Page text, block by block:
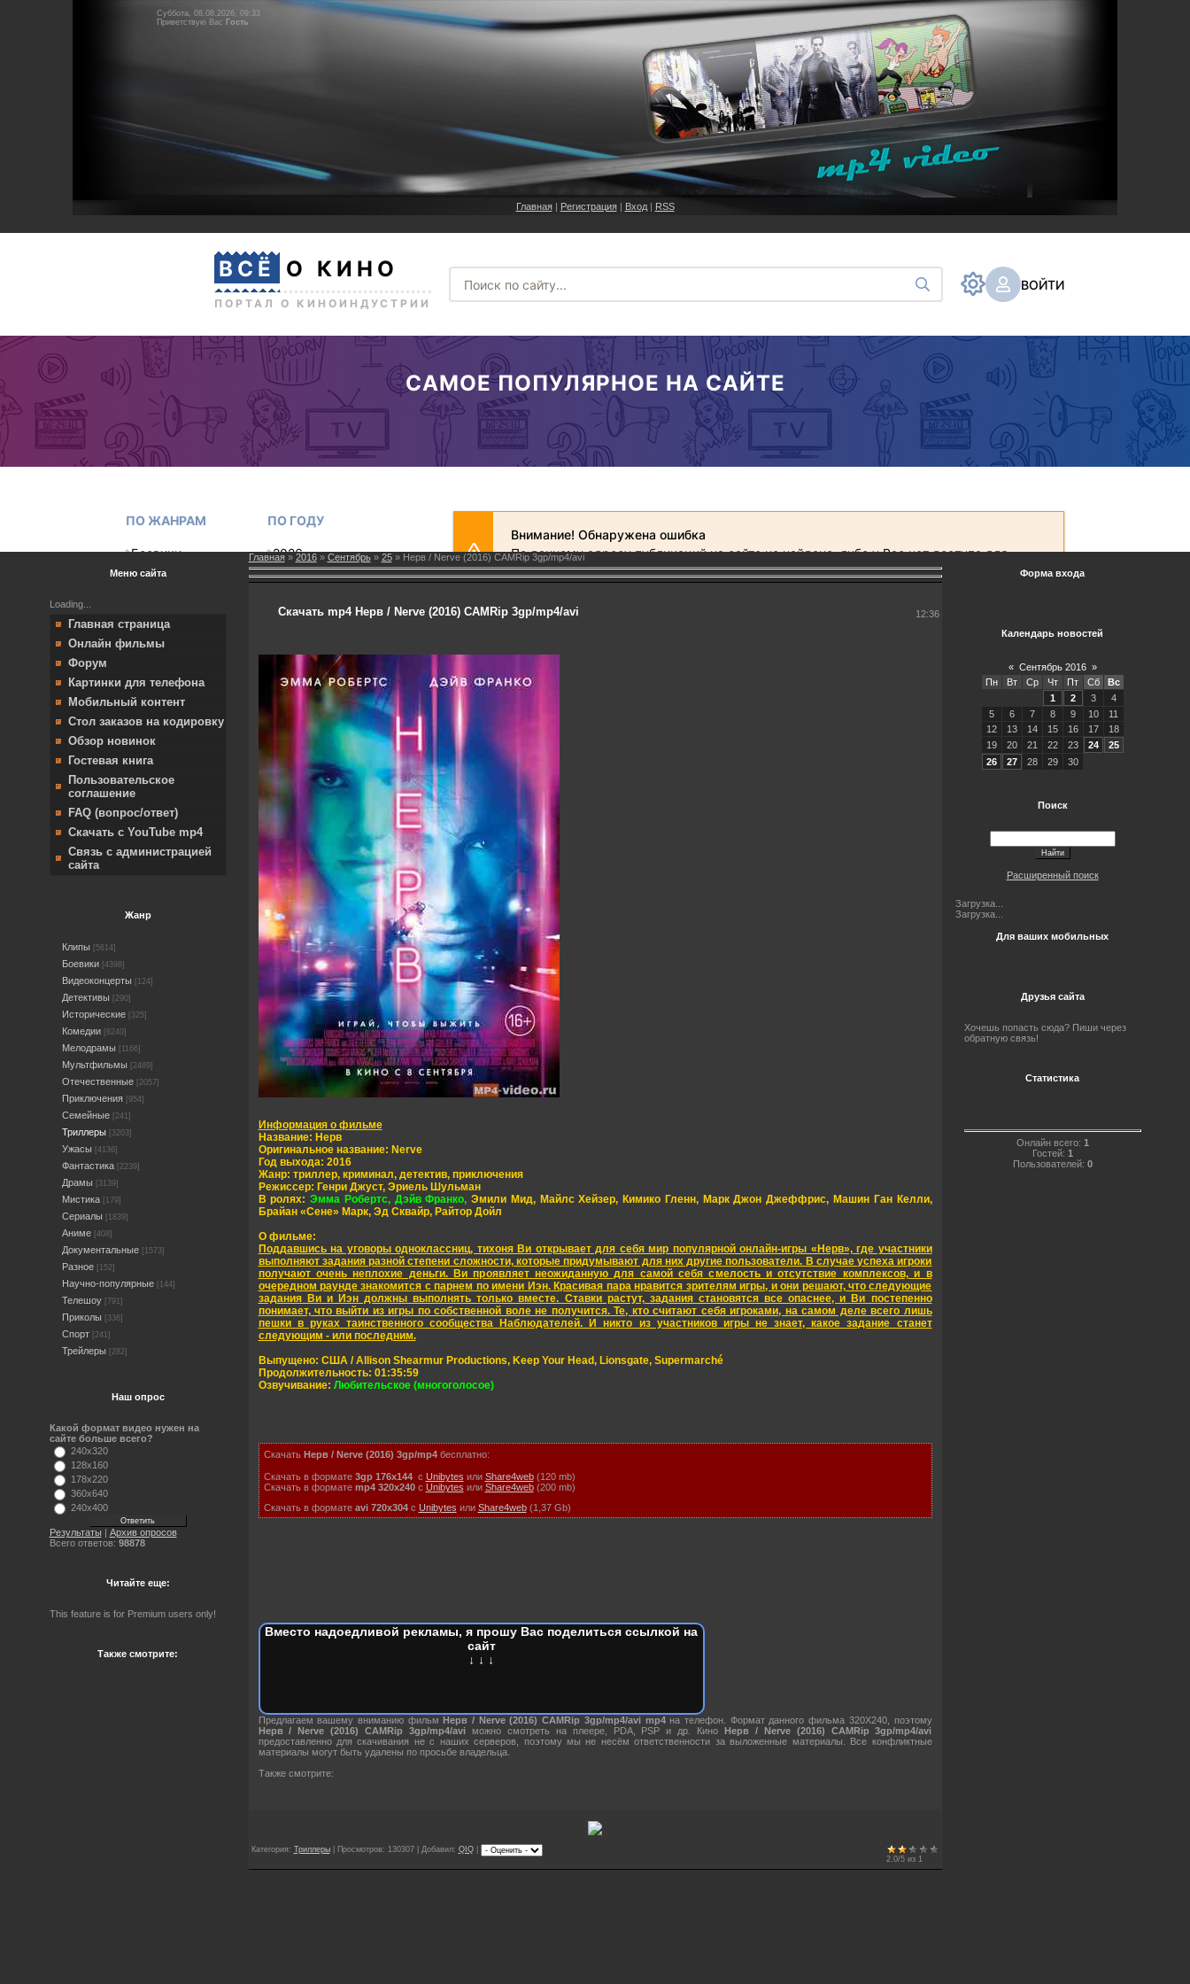
Суббота, 08.08.2026, 09:33
Приветствую Вас Гость
Главная| Регистрация| Вход| RSS
Меню сайта
Loading...
Главная страница
Онлайн фильмы
Форум
Картинки для телефона
Мобильный контент
Стол заказов на кодировку
Обзор новинок
Гостевая книга
Пользовательское
соглашение
FAQ (вопрос/ответ)
Скачать с YouTube mp4
Связь с администрацией
сайта
Жанр
Клипы [5614]
Боевики [4398]
Видеоконцерты [124]
Детективы [290]
Исторические [325]
Комедии [6240]
Мелодрамы [1166]
Мультфильмы [2489]
Отечественные [2057]
Приключения [954]
Семейные [241]
Триллеры [3203]
Ужасы [4136]
Фантастика [2239]
Драмы [3139]
Мистика [179]
Сериалы [1839]
Аниме [408]
Документальные [1573]
Разное [152]
Научно-популярные [144]
Телешоу [791]
Приколы [336]
Спорт [241]
Трейлеры [282]
Наш опрос
Какой формат видео нужен на
сайте больше всего?
240x320
128x160
178x220
360x640
240x400
Результаты | Архив опросов
Всего ответов: 98878
Читайте еще:
This feature is for Premium users only!
Также смотрите:
Главная» 2016 » Сентябрь » 25» Нерв / Nerve (2016) CAMRip 3gp/mp4/avi
Скачать mp4 Нерв / Nerve (2016) CAMRip 3gp/mp4/avi 12:36
Информация о фильме
Название: Нерв
Оригинальное название: Nerve
Год выхода: 2016
Жанр: триллер, криминал, детектив, приключения
Режиссер: Генри Джуст, Эриель Шульман
В ролях:Эмма Робертс, Дэйв Франко, Эмили Мид, Майлс Хейзер, Кимико Гленн, Марк Джон Джеффрис, Машин Ган Келли,
Брайан «Сене» Марк, Эд Сквайр, Райтор Дойл
О фильме:
Поддавшись на уговоры одноклассниц, тихоня Ви открывает для себя мир популярной онлайн-игры «Нерв», где участники
выполняют задания разной степени сложности, которые придумывают для них другие пользователи. В случае успеха игроки
получают очень неплохие деньги. Ви проявляет неожиданную для самой себя смелость и отсутствие комплексов, и в
очередном раунде знакомится с парнем по имени Иэн. Красивая пара нравится зрителям игры, и они решают, что следующие
задания Ви и Иэн должны выполнять только вместе. Ставки растут, задания становятся все опаснее, и Ви постепенно
понимает, что выйти из игры по собственной воле не получится. Те, кто считают себя игроками, на самом деле всего лишь
пешки в руках таинственного сообщества Наблюдателей. И никто из участников игры не знает, какое задание станет
следующим - или последним.
Выпущено: США / Allison Shearmur Productions, Keep Your Head, Lionsgate, Supermarché
Продолжительность: 01:35:59
Озвучивание: Любительское (многоголосое)
Скачать Нерв / Nerve (2016) 3gp/mp4бесплатно:
Скачать в формате 3gp 176x144с Unibytes или Share4web(120 mb)
Скачать в формате mp4 320x240с Unibytes или Share4web(200 mb)
Скачать в формате avi720x304 с Unibytes или Share4web(1,37 Gb)
Вместо надоедливой рекламы, я прошу Вас поделиться ссылкой на
сайт
↓ ↓ ↓
Предлагаем вашему вниманию фильмНерв / Nerve (2016) CAMRip 3gp/mp4/avi mp4на телефон. Формат данного фильма 320X240, поэтому
Нерв / Nerve (2016) CAMRip 3gp/mp4/avi можно смотреть на плеере, PDA, PSP и др. Кино Нерв / Nerve (2016) CAMRip 3gp/mp4/avi
предоставленно для скачивания не с наших серверов, поэтому мы не несём ответственности за выложенные материалы. Все конфликтные
материалы могут быть удалены по просьбе владельца.
Также смотрите:
Категория: Триллеры| Просмотров: 130307 | Добавил: QIQ|
2.0/5из 1
Форма входа
Календарь новостей
« Сентябрь 2016 »
Пн
Вт Ср Чт Пт Сб
Вс
1
2 3
4
5
6 7 8 9 10
11
12
13 14 15 16 17
18
19
20 21 22 23 24
25
26
27 28 29 30
Поиск
Расширенный поиск
Загрузка...
Загрузка...
Для ваших мобильных
Друзья сайта
Хочешь попасть сюда? Пиши через
обратную связь!
Статистика
Онлайн всего: 1
Гостей: 1
Пользователей: 0